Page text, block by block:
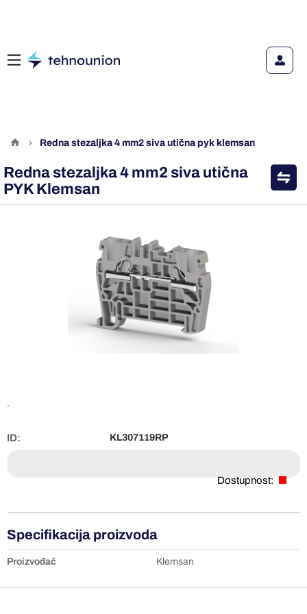
redna stezaljka 4 mm2 siva utična pyk klemsan
Redna stezaljka 4 mm2 siva utična
PYK Klemsan
.
ID: KL307119RP
Dostupnost:
Specifikacija proizvoda
Proizvođač Klemsan